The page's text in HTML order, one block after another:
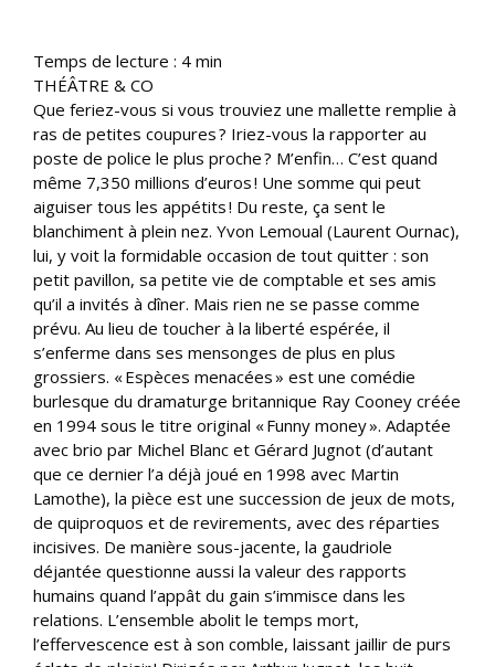
Temps de lecture : 4 min
THÉÂTRE & CO
Que feriez-vous si vous trouviez une mallette remplie à
ras de petites coupures ? Iriez-vous la rapporter au
poste de police le plus proche ? M’enfin… C’est quand
même 7,350 millions d’euros ! Une somme qui peut
aiguiser tous les appétits ! Du reste, ça sent le
blanchiment à plein nez. Yvon Lemoual (Laurent Ournac),
lui, y voit la formidable occasion de tout quitter : son
petit pavillon, sa petite vie de comptable et ses amis
qu’il a invités à dîner. Mais rien ne se passe comme
prévu. Au lieu de toucher à la liberté espérée, il
s’enferme dans ses mensonges de plus en plus
grossiers. « Espèces menacées » est une comédie
burlesque du dramaturge britannique Ray Cooney créée
en 1994 sous le titre original « Funny money ». Adaptée
avec brio par Michel Blanc et Gérard Jugnot (d’autant
que ce dernier l’a déjà joué en 1998 avec Martin
Lamothe), la pièce est une succession de jeux de mots,
de quiproquos et de revirements, avec des réparties
incisives. De manière sous-jacente, la gaudriole
déjantée questionne aussi la valeur des rapports
humains quand l’appât du gain s’immisce dans les
relations. L’ensemble abolit le temps mort,
l’effervescence est à son comble, laissant jaillir de purs